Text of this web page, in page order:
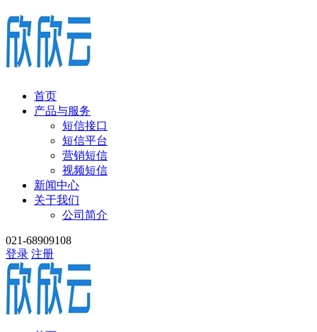
首页
产品与服务
短信接口
短信平台
营销短信
视频短信
新闻中心
关于我们
公司简介
021-68909108
登录 注册